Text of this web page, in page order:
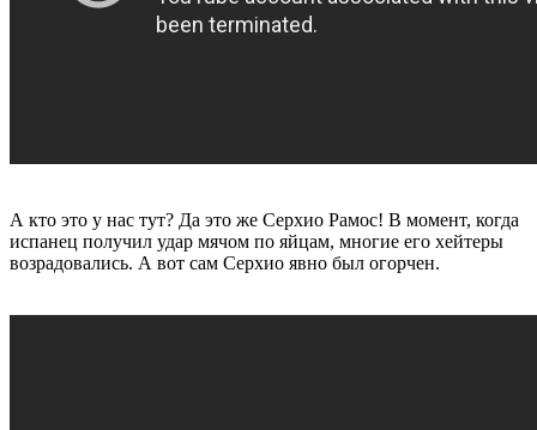
А кто это у нас тут? Да это же Серхио Рамос! В момент, когда
испанец получил удар мячом по яйцам, многие его хейтеры
возрадовались. А вот сам Серхио явно был огорчен.